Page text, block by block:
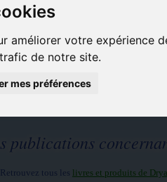
améliorer votre expérience
de notre site.
mes préférences
cadeaux
originaux
Du
publications
Retrouvez tous les livres et produits de